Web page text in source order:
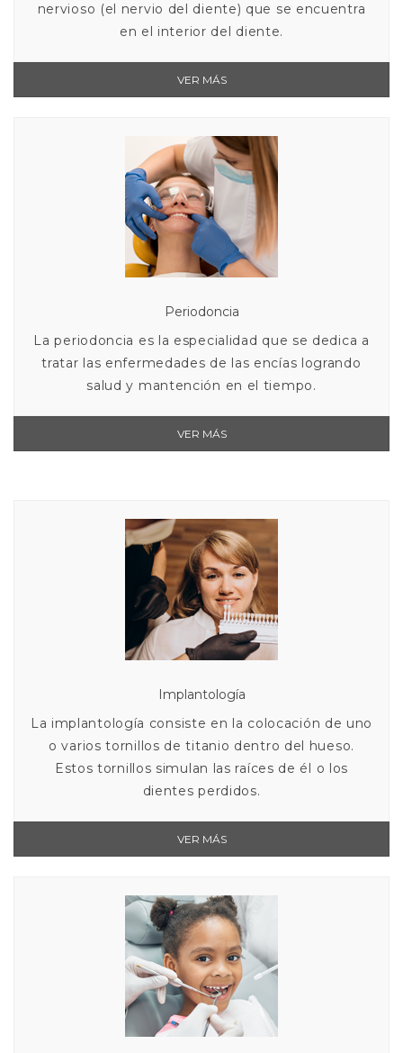
nervioso (el nervio del diente) que se encuentra
en el interior del diente.
VER MÁS
Periodoncia
La periodoncia es la especialidad que se dedica a
tratar las enfermedades de las encías logrando
salud y mantención en el tiempo.
VER MÁS
Implantología
La implantología consiste en la colocación de uno
o varios tornillos de titanio dentro del hueso.
Estos tornillos simulan las raíces de él o los
dientes perdidos.
VER MÁS